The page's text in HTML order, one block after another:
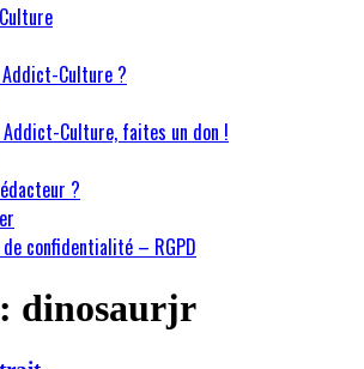
Culture ?
Addict-Culture, faites un don !
?
confidentialité – RGPD
dinosaurjr